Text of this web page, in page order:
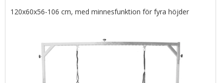
120x60x56-106 cm, med minnesfunktion för fyra höjder